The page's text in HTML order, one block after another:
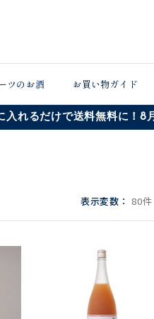
ツのお酒 お買い物ガイド
入れるだけで送料無料に！8
表示変数： 80件